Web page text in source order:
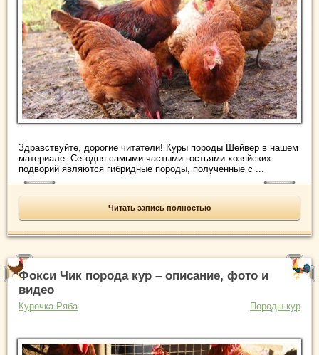
Здравствуйте, дорогие читатели! Куры породы Шейвер в нашем
материале. Сегодня самыми частыми гостьями хозяйских
подворий являются гибридные породы, полученные с ...
Читать запись полностью
Фокси Чик порода кур – описание, фото и
видео
Курочка Ряба Породы кур